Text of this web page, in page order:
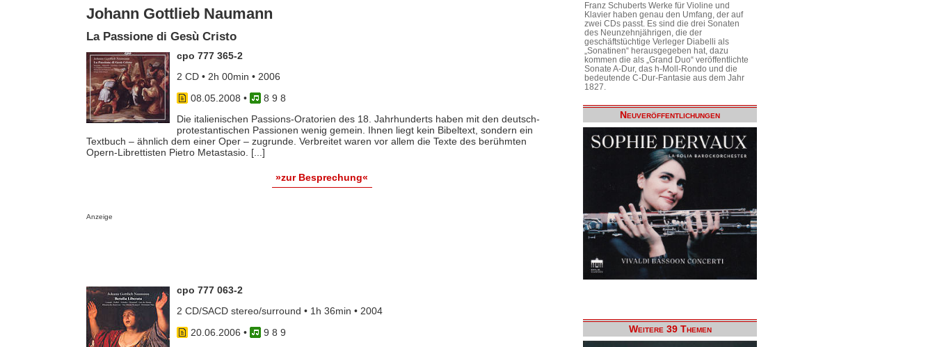
Johann Gottlieb Naumann
La Passione di Gesù Cristo
cpo 777 365-2
2 CD • 2h 00min • 2006
08.05.2008 •
8 9 8
Die italienischen Passions-Oratorien des 18. Jahrhunderts haben mit den deutsch-
protestantischen Passionen wenig gemein. Ihnen liegt kein Bibeltext, sondern ein
Textbuch – ähnlich dem einer Oper – zugrunde. Verbreitet waren vor allem die Texte des berühmten
Opern-Librettisten Pietro Metastasio. [...]
»zur Besprechung«
Anzeige
cpo 777 063-2
2 CD/SACD stereo/surround • 1h 36min • 2004
20.06.2006 •
9 8 9
Franz Schuberts Werke für Violine und
Klavier haben genau den Umfang, der auf
zwei CDs passt. Es sind die drei Sonaten
des Neunzehnjährigen, die der
geschäftstüchtige Verleger Diabelli als
„Sonatinen“ herausgegeben hat, dazu
kommen die als „Grand Duo“ veröffentlichte
Sonate A-Dur, das h-Moll-Rondo und die
bedeutende C-Dur-Fantasie aus dem Jahr
1827.
Neuveröffentlichungen
Weitere 39 Themen